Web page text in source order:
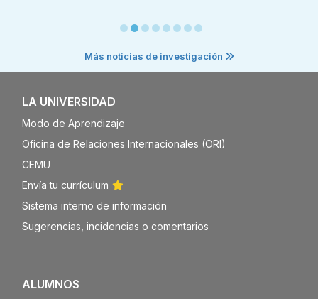
Más noticias de investigación
LA UNIVERSIDAD
Modo de Aprendizaje
Oficina de Relaciones Internacionales (ORI)
CEMU
Envía tu currículum
Sistema interno de información
Sugerencias, incidencias o comentarios
ALUMNOS